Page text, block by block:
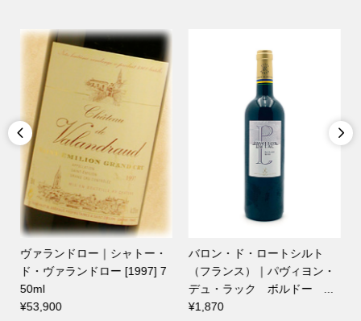

ト
ン・
ー ...
SOLDOUT
テルモ・ロドリゲス｜ガバ・
ド・シル メンシア [2019] 7
¥3,300
ジャン・クロード・マス
ーテ・マス レスプリ・デ
ュ・ミディ メルロー
¥1,650
